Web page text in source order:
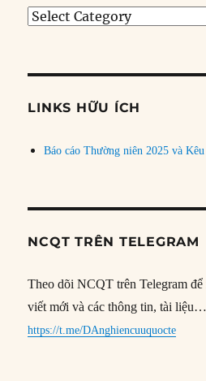
Tìm
đề
LINKS HỮU ÍCH
Báo cáo Thường niên 2025 và
NCQT TRÊN TELEGRAM
Theo dõi NCQT trên Telegram
viết mới và các thông tin, tài
https://t.me/DAnghiencuuquocte